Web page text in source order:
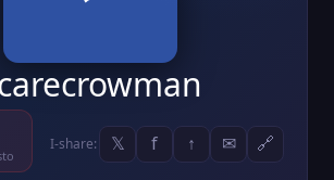
I-share: 𝕏 f ↑ ✉ 🔗